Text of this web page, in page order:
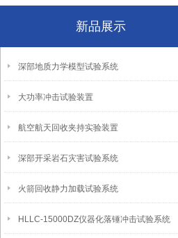
新品展示
深部地质力学模型试验系统
大功率冲击试验装置
航空航天回收夹持实验装置
深部开采岩石灾害试验系统
火箭回收静力加载试验系统
HLLC-15000DZ仪器化落锤冲击试验系统